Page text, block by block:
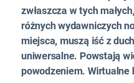
zwłaszcza w tych
różnych wydawniczych
miejsca, muszą iść z
uniwersalne. Powstają
powodzeniem. Wirtualne